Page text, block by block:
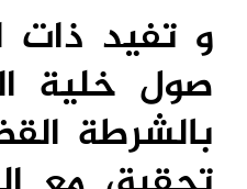
و تفيد ذات
صول خلية
بالشرطة